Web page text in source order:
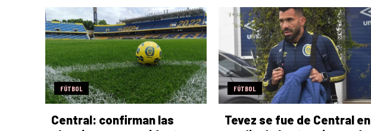
FÚTBOL
Central: confirman las
FÚTBOL
Tevez se fue de Central en